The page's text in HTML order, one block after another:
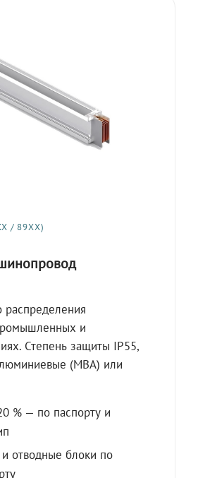
/ 89XX)
распределения
и
Степень защиты IP55,
(МВА) или
% — по паспорту и
отводные блоки по